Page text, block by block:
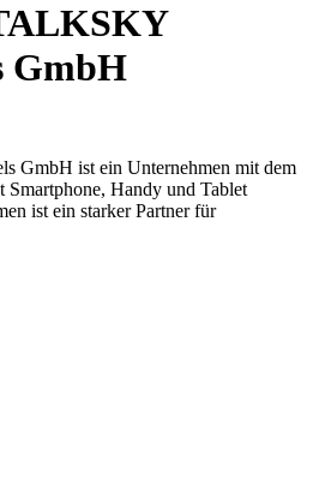
GmbH
GmbH ist ein Unternehmen mit dem
Handy und Tablet
ist ein starker Partner für